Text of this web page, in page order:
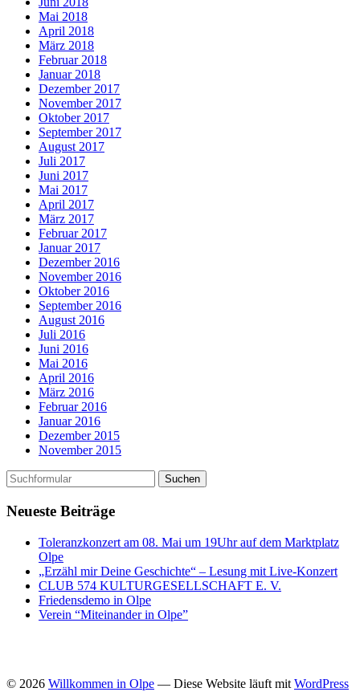
Mai 2018
April 2018
März 2018
Februar 2018
Januar 2018
Dezember 2017
November 2017
Oktober 2017
September 2017
August 2017
Juli 2017
Juni 2017
Mai 2017
April 2017
März 2017
Februar 2017
Januar 2017
Dezember 2016
November 2016
Oktober 2016
September 2016
August 2016
Juli 2016
Juni 2016
Mai 2016
April 2016
März 2016
Februar 2016
Januar 2016
Dezember 2015
November 2015
Neueste Beiträge
Toleranzkonzert am 08. Mai um 19Uhr auf dem Marktplatz
Olpe
„Erzähl mir Deine Geschichte“ – Lesung mit Live-Konzert
CLUB 574 KULTURGESELLSCHAFT E. V.
Friedensdemo in Olpe
Verein “Miteinander in Olpe”
© 2026 Willkommen in Olpe — Diese Website läuft mit WordPress